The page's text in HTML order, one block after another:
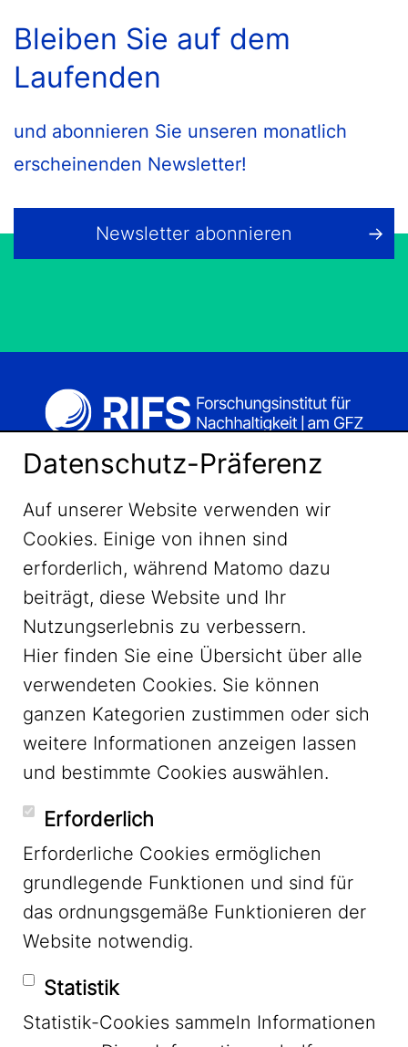
Bleiben Sie auf dem
Laufenden
und abonnieren Sie unseren monatlich
erscheinenden Newsletter!
Newsletter abonnieren
LinkedIn
YouTube
Mastodon
Datenschutz-Präferenz
Auf unserer Website verwenden wir
Cookies. Einige von ihnen sind
erforderlich, während Matomo dazu
beiträgt, diese Website und Ihr
Nutzungserlebnis zu verbessern.
Hier finden Sie eine Übersicht über alle
verwendeten Cookies. Sie können
ganzen Kategorien zustimmen oder sich
weitere Informationen anzeigen lassen
und bestimmte Cookies auswählen.
Erforderlich
Erforderliche Cookies ermöglichen
grundlegende Funktionen und sind für
das ordnungsgemäße Funktionieren der
Website notwendig.
Statistik
Statistik-Cookies sammeln Informationen